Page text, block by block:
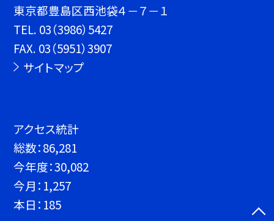
東京都豊島区西池袋４－７－１
TEL. 03（3986）5427
FAX. 03（5951）3907
サイトマップ
アクセス統計
総数：86,281
今年度：30,082
今月： 1,257
本日： 185